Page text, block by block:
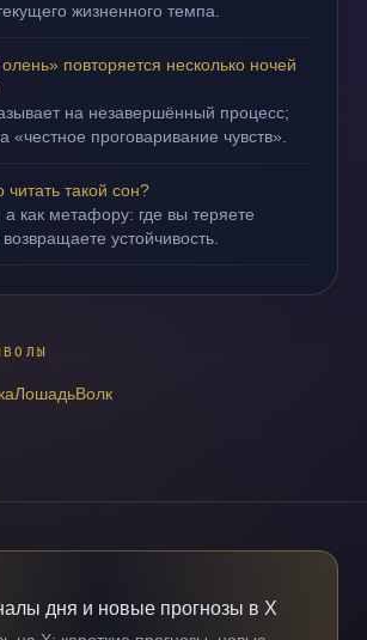
жизненного темпа.
повторяется несколько ночей
на незавершённый процесс;
«честное проговаривание чувств».
читать такой сон?
а как метафору: где вы теряете
устойчивость.
ЛошадьВолк
дня и новые прогнозы в X